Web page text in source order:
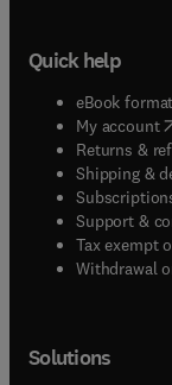
Quick help
eBook
My account(
Returns &
Shipping &
Support &
Tax exempt
Withdrawal
Solutions